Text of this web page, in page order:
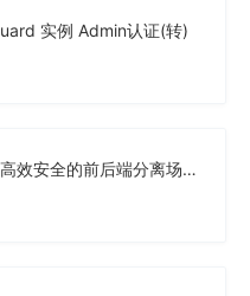
实例 Admin认证(转)
vue2.9+laravel5.7+dingo+jwt 高效安全的前后端分离场景实践教程 (1)